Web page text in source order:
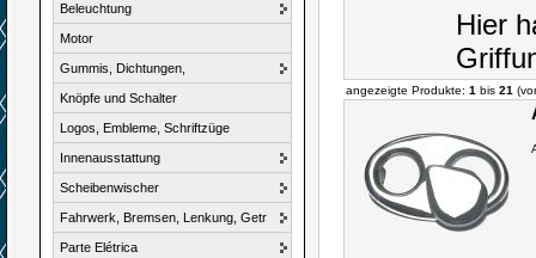
Beleuchtung
Motor
Gummis, Dichtungen,
Knöpfe und Schalter
Logos, Embleme, Schriftzüge
Innenausstattung
Scheibenwischer
Fahrwerk, Bremsen, Lenkung, Getr
Parte Elétrica
Hier
angezeigte Produkte: 1 bis 21